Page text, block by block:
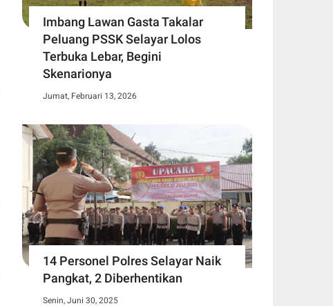
Imbang Lawan Gasta Takalar
Peluang PSSK Selayar Lolos
Terbuka Lebar, Begini
Skenarionya
Jumat, Februari 13, 2026
14 Personel Polres Selayar Naik
Pangkat, 2 Diberhentikan
Senin, Juni 30, 2025